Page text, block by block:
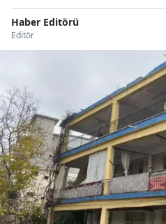
Haber Editörü
Editör